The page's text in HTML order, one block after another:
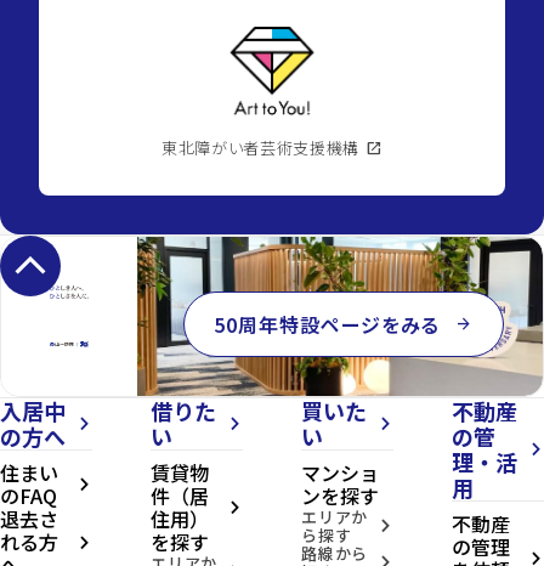
東北障がい者芸術支援機構 open_in_new
keyboard_arrow_up
50周年特設ページをみる arrow_forward
入居中
の方へ
arrow_forward_ios
住まい
のFAQ arrow_forward_ios
退去さ
れる方 arrow_forward_ios
借りた
い
arrow_forward_ios
賃貸物
件（居
住用）
を探す
arrow_forward_ios
買いた
い
arrow_forward_ios
マンショ
ンを探す
エリアか
ら探す arrow_forward_ios
路線から
不動産
の管
理・活
用
arrow_forward_ios
不動産
の管理 arrow_forward_ios